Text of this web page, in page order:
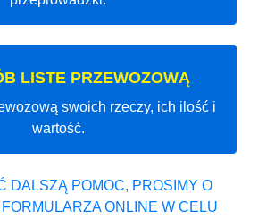
LISTE PRZEWOZOWĄ
swoich rzeczy, ich ilość i
wartość.
DALSZĄ POMOC, PROSIMY O
ONLINE W CELU